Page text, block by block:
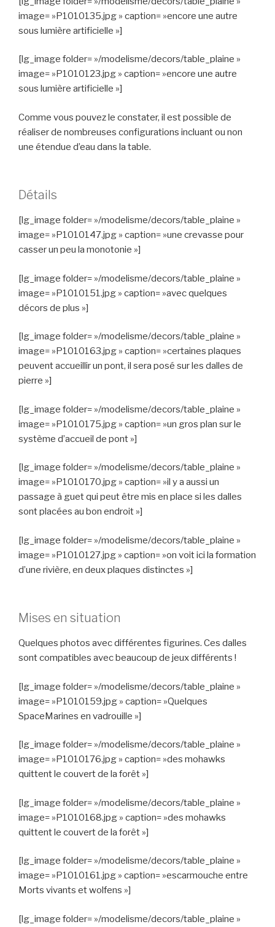
image= »P1010135.jpg » caption= »encore une autre
sous lumière artificielle »]
[lg_image folder= »/modelisme/decors/table_plaine »
image= »P1010123.jpg » caption= »encore une autre
sous lumière artificielle »]
Comme vous pouvez le constater, il est possible de
réaliser de nombreuses configurations incluant ou non
une étendue d’eau dans la table.
Détails
[lg_image folder= »/modelisme/decors/table_plaine »
image= »P1010147.jpg » caption= »une crevasse pour
casser un peu la monotonie »]
[lg_image folder= »/modelisme/decors/table_plaine »
image= »P1010151.jpg » caption= »avec quelques
décors de plus »]
[lg_image folder= »/modelisme/decors/table_plaine »
image= »P1010163.jpg » caption= »certaines plaques
peuvent accueillir un pont, il sera posé sur les dalles de
pierre »]
[lg_image folder= »/modelisme/decors/table_plaine »
image= »P1010175.jpg » caption= »un gros plan sur le
système d’accueil de pont »]
[lg_image folder= »/modelisme/decors/table_plaine »
image= »P1010170.jpg » caption= »il y a aussi un
passage à guet qui peut être mis en place si les dalles
sont placées au bon endroit »]
[lg_image folder= »/modelisme/decors/table_plaine »
image= »P1010127.jpg » caption= »on voit ici la formation
d’une rivière, en deux plaques distinctes »]
Mises en situation
Quelques photos avec différentes figurines. Ces dalles
sont compatibles avec beaucoup de jeux différents !
[lg_image folder= »/modelisme/decors/table_plaine »
image= »P1010159.jpg » caption= »Quelques
SpaceMarines en vadrouille »]
[lg_image folder= »/modelisme/decors/table_plaine »
image= »P1010176.jpg » caption= »des mohawks
quittent le couvert de la forêt »]
[lg_image folder= »/modelisme/decors/table_plaine »
image= »P1010168.jpg » caption= »des mohawks
quittent le couvert de la forêt »]
[lg_image folder= »/modelisme/decors/table_plaine »
image= »P1010161.jpg » caption= »escarmouche entre
Morts vivants et wolfens »]
[lg_image folder= »/modelisme/decors/table_plaine »